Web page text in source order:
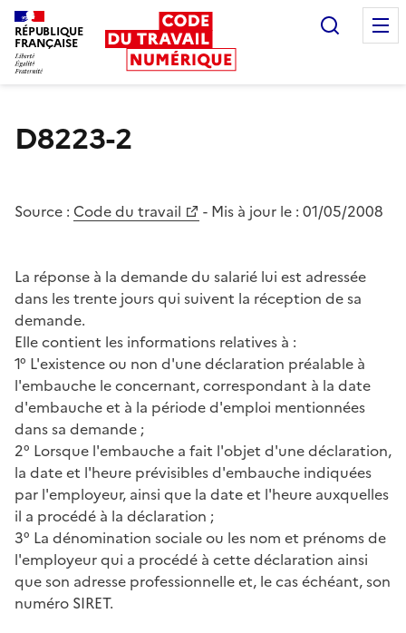
RÉPUBLIQUE
FRANÇAISE
D8223-2
Source : Code du travail - Mis à jour le : 01/05/2008
La réponse à la demande du salarié lui est adressée
dans les trente jours qui suivent la réception de sa
demande.
Elle contient les informations relatives à :
1° L'existence ou non d'une déclaration préalable à
l'embauche le concernant, correspondant à la date
d'embauche et à la période d'emploi mentionnées
dans sa demande ;
2° Lorsque l'embauche a fait l'objet d'une déclaration,
la date et l'heure prévisibles d'embauche indiquées
par l'employeur, ainsi que la date et l'heure auxquelles
il a procédé à la déclaration ;
3° La dénomination sociale ou les nom et prénoms de
l'employeur qui a procédé à cette déclaration ainsi
que son adresse professionnelle et, le cas échéant, son
numéro SIRET.